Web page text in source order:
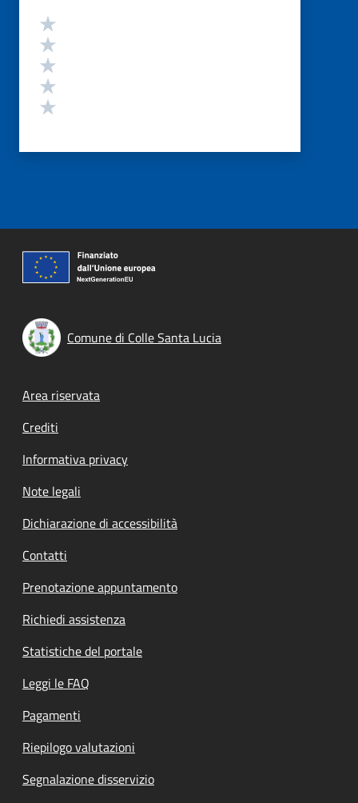
Valutazione
Comune di Colle Santa Lucia
Footer menu
Area riservata
Crediti
Informativa privacy
Note legali
Dichiarazione di accessibilità
Contatti
Prenotazione appuntamento
Richiedi assistenza
Statistiche del portale
Leggi le FAQ
Pagamenti
Riepilogo valutazioni
Segnalazione disservizio